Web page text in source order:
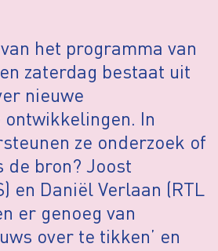
het programma van
zaterdag bestaat uit
nieuwe
In
ze onderzoek of
de bron? Joost
en Daniël Verlaan (RTL
er genoeg van
over te tikken’ en